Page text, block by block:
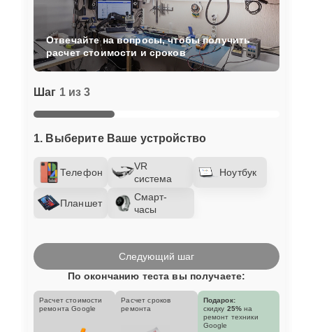
Шаг 1 из 3
1. Выберите Ваше устройство
Телефон
VR
система
Ноутбук
Планшет
Смарт-
часы
Отвечайте на вопросы, чтобы получить
расчет стоимости и сроков
Следующий шаг
По окончанию теста вы получаете:
Расчет стоимости
ремонта Google
Расчет сроков
ремонта
Подарок:
скидку 25% на
ремонт техники
Google